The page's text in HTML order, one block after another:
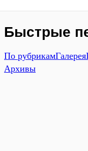
Быстрые
По рубрикамГалерея
Архивы